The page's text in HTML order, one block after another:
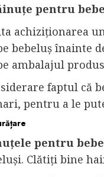
pentru
achiziționarea
bebeluș înainte
ambalajul
faptul că
pentru a le
pentru
Clătiți bine